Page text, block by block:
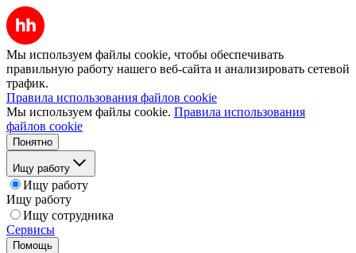
Мы используем файлы cookie, чтобы обеспечивать
правильную работу нашего веб-сайта и анализировать сетевой
трафик.
Правила использования файлов cookie
Мы используем файлы cookie. Правила использования
файлов cookie
Понятно
Ищу работу
Ищу работу
Ищу работу
Ищу сотрудника
Сервисы
Помощь